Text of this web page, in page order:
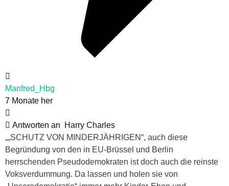
Manfred_Hbg
7 Monate her
Antworten an
Harry Charles
„„SCHUTZ VON MINDERJÄHRIGEN“, auch diese
Begründung von den in EU-Brüssel und Berlin
herrschenden Pseudodemokraten ist doch auch die reinste
Voksverdummung. Da lassen und holen sie von